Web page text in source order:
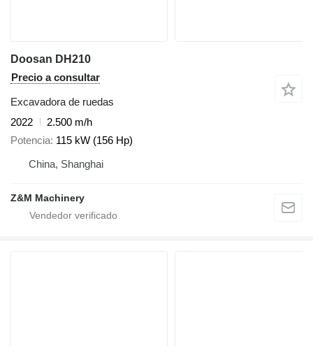
Doosan DH210
Precio a consultar
Excavadora de ruedas
2022
2.500 m/h
Potencia 115 kW (156 Hp)
China, Shanghai
Z&M Machinery